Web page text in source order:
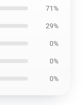
71%
29%
0%
0%
0%